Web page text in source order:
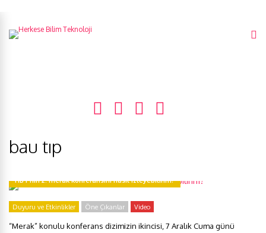
bau tıp
HBT’nin 2. merak konferansını nasıl izleyebilirim?
Duyuru ve Etkinlikler Öne Çıkanlar Video
“Merak” konulu konferans dizimizin ikincisi, 7 Aralık Cuma günü